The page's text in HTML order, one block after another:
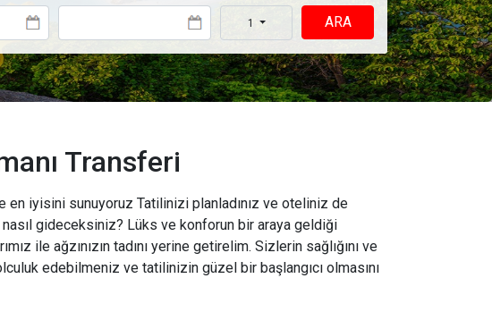
1 ARA
Transferi
iyisini sunuyoruz Tatilinizi planladınız ve oteliniz de
nasıl gideceksiniz? Lüks ve konforun bir araya geldiği
ile ağzınızın tadını yerine getirelim. Sizlerin sağlığını ve
edebilmeniz ve tatilinizin güzel bir başlangıcı olmasını